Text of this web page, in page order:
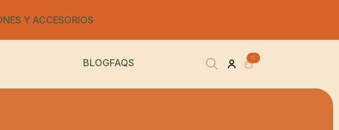
Y ACCESORIOS
BLOGFAQS 0